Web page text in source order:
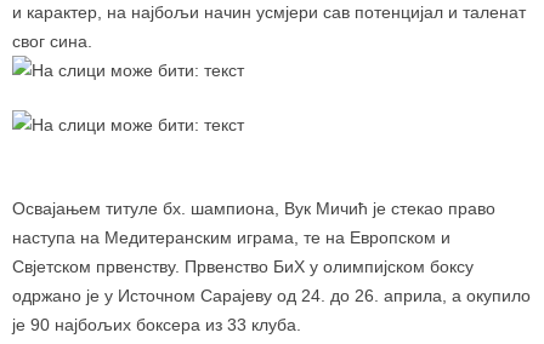
и карактер, на најбољи начин усмјери сав потенцијал и таленат
свог сина.
Освајањем титуле бх. шампиона, Вук Мичић је стекао право
наступа на Медитеранским играма, те на Европском и
Свјетском првенству. Првенство БиХ у олимпијском боксу
одржано је у Источном Сарајеву од 24. до 26. априла, а окупило
је 90 најбољих боксера из 33 клуба.